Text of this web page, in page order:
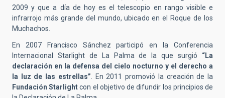
2009 y que a día de hoy es el telescopio en rango visible e
infrarrojo más grande del mundo, ubicado en el Roque de los
Muchachos.
En 2007 Francisco Sánchez participó en la Conferencia
Internacional Starlight de La Palma de la que surgió “La
declaración en la defensa del cielo nocturno y el derecho a
la luz de las estrellas”. En 2011 promovió la creación de la
Fundación Starlightcon el objetivo de difundir los principios de